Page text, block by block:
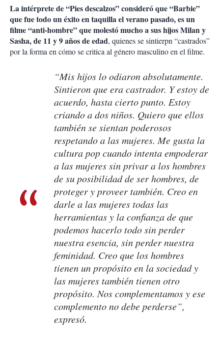
La intérprete de “Pies descalzos” consideró que “Barbie”
que fue todo un éxito en taquilla el verano pasado, es un
filme “anti-hombre” que molestó mucho a sus hijos Milan y
Sasha, de 11 y 9 años de edad, quienes se sintierpn “castrados”
por la forma en cómo se critica al género masculino en el filme.
“Mis hijos lo odiaron absolutamente.
Sintieron que era castrador. Y estoy de
acuerdo, hasta cierto punto. Estoy
criando a dos niños. Quiero que ellos
también se sientan poderosos
respetando a las mujeres. Me gusta la
cultura pop cuando intenta empoderar
a las mujeres sin privar a los hombres
de su posibilidad de ser hombres, de
proteger y proveer también. Creo en
darle a las mujeres todas las
herramientas y la confianza de que
podemos hacerlo todo sin perder
nuestra esencia, sin perder nuestra
feminidad. Creo que los hombres
tienen un propósito en la sociedad y
las mujeres también tienen otro
propósito. Nos complementamos y ese
complemento no debe perderse”,
expresó.